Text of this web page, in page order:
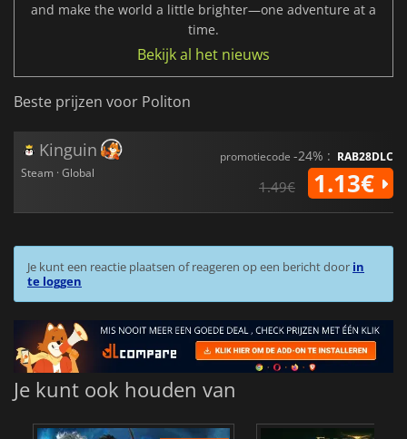
and make the world a little brighter—one adventure at a
time.
Bekijk al het nieuws
Beste prijzen voor Politon
Kinguin
Steam · Global
promotiecode -24% : RAB28DLC
1.49€ 1.13€
Je kunt een reactie plaatsen of reageren op een bericht door in
te loggen
Je kunt ook houden van